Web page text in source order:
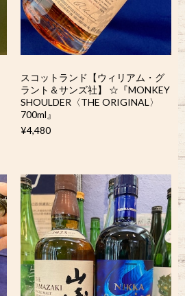
スコットランド【ウィリアム・グ
ラント＆サンズ社】 ☆『MONKEY
SHOULDER〈THE ORIGINAL〉
700ml』
¥4,480